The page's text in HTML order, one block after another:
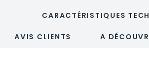
SUGAX
CARACTÉRISTIQUES
AVIS CLIENTS A